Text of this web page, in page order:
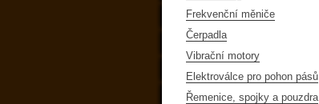
Frekvenční měniče
Čerpadla
Vibrační motory
Elektroválce pro pohon pásů
Řemenice, spojky a pouzdra